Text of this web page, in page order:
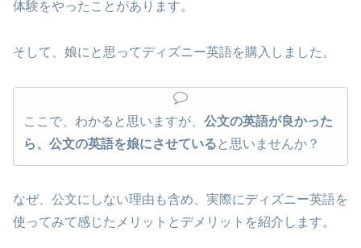
体験をやったことがあります。
そして、娘にと思ってディズニー英語を購入しました。
ここで、わかると思いますが、 公文の英語が良かった
ら、公文の英語を娘にさせている と思いませんか？
なぜ、公文にしない理由も含め、実際にディズニー英語を
使ってみて感じたメリットとデメリットを紹介します。